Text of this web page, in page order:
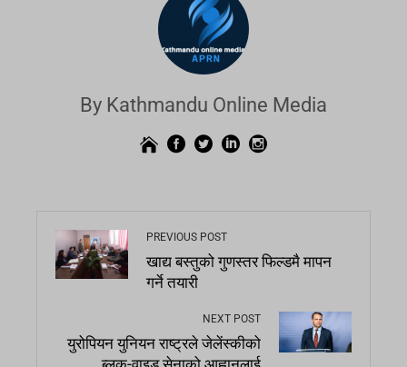
By Kathmandu Online Media
PREVIOUS POST
खाद्य बस्तुको गुणस्तर फिल्डमै मापन
गर्ने तयारी
NEXT POST
युरोपियन युनियन राष्ट्रले जेलेंस्कीको